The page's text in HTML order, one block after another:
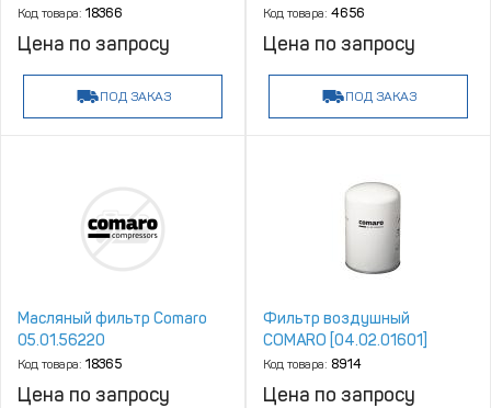
Код товара: 18366
Цена по запросу
ПОД ЗАКАЗ
Код товара: 4656
Цена по запросу
ПОД ЗАКАЗ
Масляный фильтр Comaro
05.01.56220
Код товара: 18365
Цена по запросу
Фильтр воздушный
COMARO [04.02.01601]
Код товара: 8914
Цена по запросу